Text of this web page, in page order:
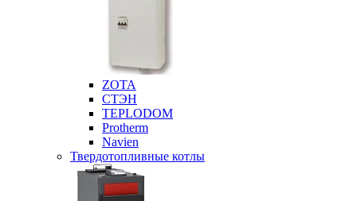
ZOTA
СТЭН
TEPLODOM
Protherm
Navien
Твердотопливные котлы